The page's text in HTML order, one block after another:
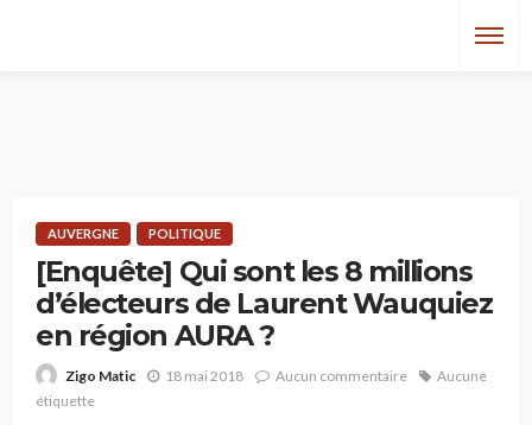
AUVERGNE POLITIQUE
[Enquête] Qui sont les 8 millions
d’électeurs de Laurent Wauquiez
en région AURA ?
Zigo Matic 18 mai 2018 Aucun commentaire
Aucune
étiquette